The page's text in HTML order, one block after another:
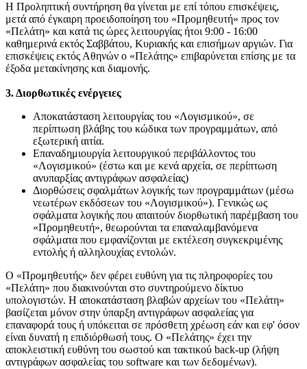
Η Προληπτική συντήρηση θα γίνεται με επί τόπου επισκέψεις,
μετά από έγκαιρη προειδοποίηση του «Προμηθευτή» προς τον
«Πελάτη» και κατά τις ώρες λειτουργίας ήτοι 9:00 - 16:00
καθημερινά εκτός Σαββάτου, Κυριακής και επισήμων αργιών. Για
επισκέψεις εκτός Αθηνών ο «Πελάτης» επιβαρύνεται επίσης με τα
έξοδα μετακίνησης και διαμονής.
3. Διορθωτικές ενέργειες
Αποκατάσταση λειτουργίας του «Λογισμικού», σε
περίπτωση βλάβης του κώδικα των προγραμμάτων, από
εξωτερική αιτία.
Επαναδημιουργία λειτουργικού περιβάλλοντος του
«Λογισμικού» (έστω και με κενά αρχεία, σε περίπτωση
ανυπαρξίας αντιγράφων ασφαλείας)
Διορθώσεις σφαλμάτων λογικής των προγραμμάτων (μέσω
νεωτέρων εκδόσεων του «Λογισμικού»). Γενικώς ως
σφάλματα λογικής που απαιτούν διορθωτική παρέμβαση του
«Προμηθευτή», θεωρούνται τα επαναλαμβανόμενα
σφάλματα που εμφανίζονται με εκτέλεση συγκεκριμένης
εντολής ή αλληλουχίας εντολών.
O «Προμηθευτής» δεν φέρει ευθύνη για τις πληροφορίες του
«Πελάτη» που διακινούνται στο συντηρούμενο δίκτυο
υπολογιστών. Η αποκατάσταση βλαβών αρχείων του «Πελάτη»
βασίζεται μόνον στην ύπαρξη αντιγράφων ασφαλείας για
επαναφορά τους ή υπόκειται σε πρόσθετη χρέωση εάν και εφ' όσον
είναι δυνατή η επιδιόρθωσή τους. Ο «Πελάτης» έχει την
αποκλειστική ευθύνη του σωστού και τακτικού back-up (λήψη
αντιγράφων ασφαλείας του software και των δεδομένων).